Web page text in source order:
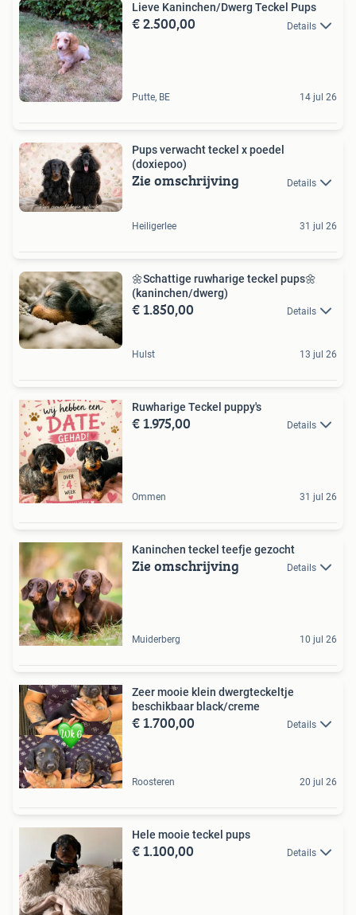
Lieve Kaninchen/Dwerg Teckel Pups
€ 2.500,00 Details
Putte, BE 14 jul 26
Pups verwacht teckel x poedel
(doxiepoo)
Zie omschrijving Details
Heiligerlee 31 jul 26
🌼Schattige ruwharige teckel pups🌼
(kaninchen/dwerg)
€ 1.850,00 Details
Hulst 13 jul 26
Ruwharige Teckel puppy's
€ 1.975,00 Details
Ommen 31 jul 26
Kaninchen teckel teefje gezocht
Zie omschrijving Details
Muiderberg 10 jul 26
Zeer mooie klein dwergteckeltje
beschikbaar black/creme
€ 1.700,00 Details
Roosteren 20 jul 26
Hele mooie teckel pups
€ 1.100,00 Details